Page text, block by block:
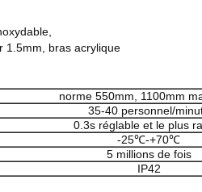
1.5mm, bras acrylique
norme 550mm, 1100mm
35-40 personnel/
0.3s réglable et le plus
-25℃-+70℃
5 millions de fois
IP42